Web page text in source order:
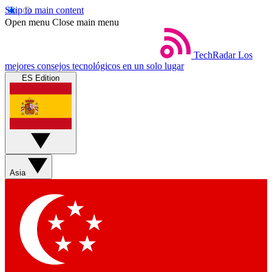
Skip to main content
Open menu Close main menu
TechRadar Los
mejores consejos tecnológicos en un solo lugar
ES Edition
Asia